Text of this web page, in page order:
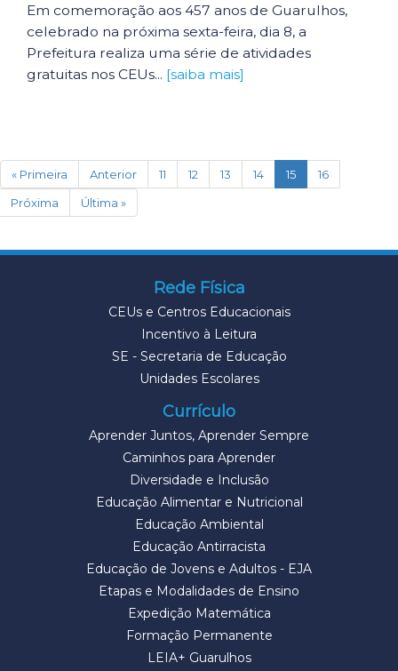
Em comemoração aos 457 anos de Guarulhos,
celebrado na próxima sexta-feira, dia 8, a
Prefeitura realiza uma série de atividades
gratuitas nos CEUs... [saiba mais]
« Primeira Anterior 11 12 13 14 15(current)
16
Próxima
Última »
Rede Física
CEUs e Centros Educacionais
Incentivo à Leitura
SE - Secretaria de Educação
Unidades Escolares
Currículo
Aprender Juntos, Aprender Sempre
Caminhos para Aprender
Diversidade e Inclusão
Educação Alimentar e Nutricional
Educação Ambiental
Educação Antirracista
Educação de Jovens e Adultos - EJA
Etapas e Modalidades de Ensino
Expedição Matemática
Formação Permanente
LEIA+ Guarulhos